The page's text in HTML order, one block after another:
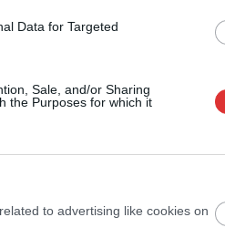
Data for Targeted
Sale, and/or Sharing
the Purposes for which it
to advertising like cookies on
Jánost